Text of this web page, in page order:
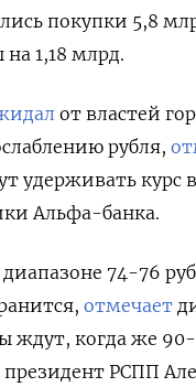
покупки 5,8
1,18 млрд.
от властей
рубля,
удерживать курс
Альфа-банка.
74-76
отмечает
ждут, когда же
президент РСПП